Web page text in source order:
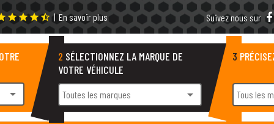
starstarstarstar_half | En savoir plus Suivez nous sur
arrow_drop_down
2 SÉLECTIONNEZ LA MARQUE DE
VOTRE VÉHICULE
Toutes les marques arrow_drop_down
3
Tous les